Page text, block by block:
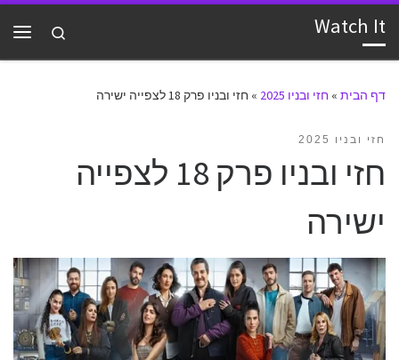
דלג לתוכן Watch It
Search
דף הבית » חזי ובניו 2025 » חזי ובניו פרק 18 לצפייה ישירה
חזי ובניו 2025
חזי ובניו פרק 18 לצפייה
ישירה